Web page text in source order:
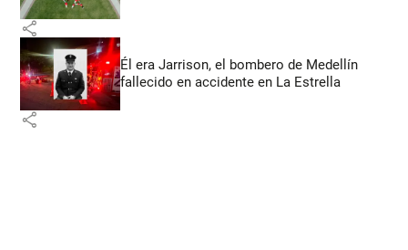
share
Él era Jarrison, el bombero de Medellín
fallecido en accidente en La Estrella
share